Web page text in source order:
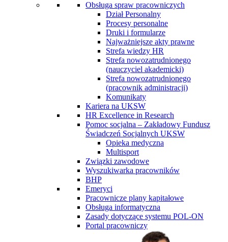
Obsługa spraw pracowniczych
Dział Personalny
Procesy personalne
Druki i formularze
Najważniejsze akty prawne
Strefa wiedzy HR
Strefa nowozatrudnionego
(nauczyciel akademicki)
Strefa nowozatrudnionego
(pracownik administracji)
Komunikaty
Kariera na UKSW
HR Excellence in Research
Pomoc socjalna – Zakładowy Fundusz
Świadczeń Socjalnych UKSW
Opieka medyczna
Multisport
Związki zawodowe
Wyszukiwarka pracowników
BHP
Emeryci
Pracownicze plany kapitałowe
Obsługa informatyczna
Zasady dotyczące systemu POL-ON
Portal pracowniczy